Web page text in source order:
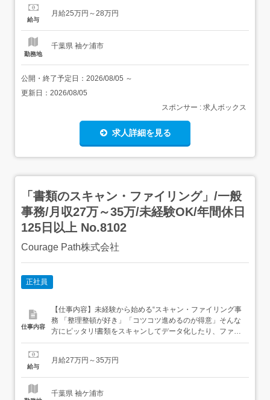
せんか <PR～ここがポイント～><押しポイント>年間休日
給与
月給25万円～28万円
勤務地
千葉県 袖ケ浦市
公開・終了予定日： 2026/08/05 ～
更新日： 2026/08/05
スポンサー : 求人ボックス
求人詳細を見る
「書類のスキャン・ファイリング」/一般
事務/月収27万～35万/未経験OK/年間休日
125日以上 No.8102
Courage Path株式会社
正社員
仕事内容
【仕事内容】未経験から始める“スキャン・ファイリング事
務 「整理整頓が好き」「コツコツ進めるのが得意」そんな
方にピッタリ!書類をスキャンしてデータ化したり、ファイ
ルを整えるシンプルワークです 主なお仕事・書類のスキャ
タ保存や管理表の入力サポート 働きやすさ・土日祝休み/完
給与
月給27万円～35万円
千葉県 袖ケ浦市